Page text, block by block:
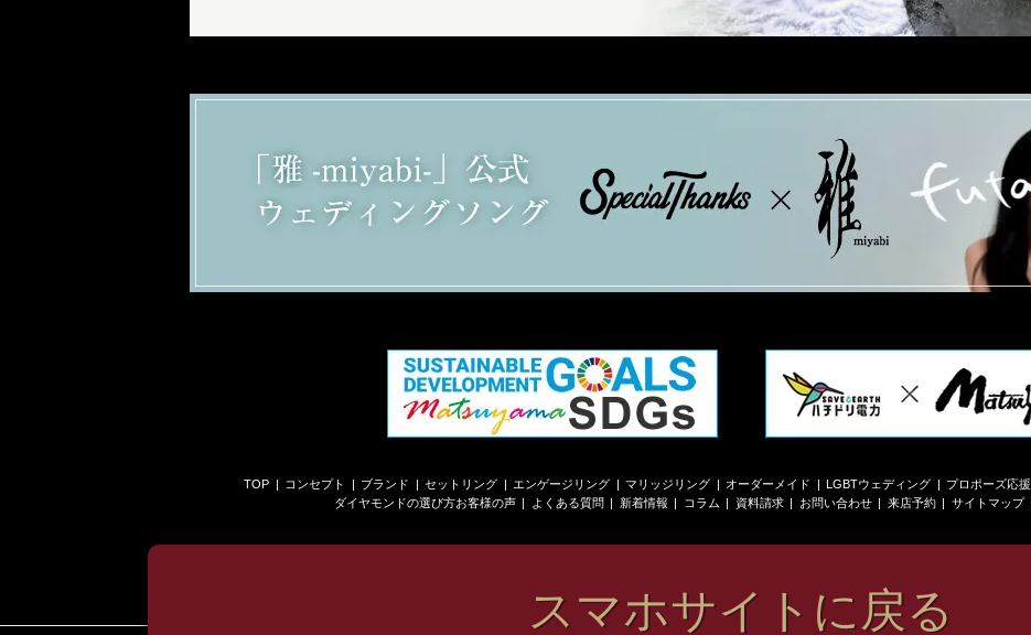
TOP コンセプト ブランド セットリング エンゲージリング マリッジリング オーダーメイド LGBTウェディング プロポーズ応援
ダイヤモンドの選び方お客様の声 よくある質問 新着情報 コラム 資料請求 お問い合わせ 来店予約 サイトマップ
スマホサイトに戻る